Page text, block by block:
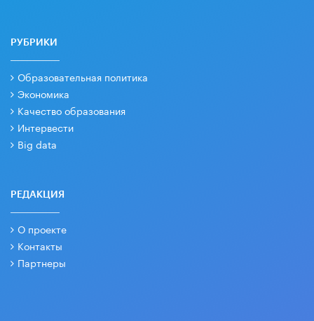
РУБРИКИ
Образовательная политика
Экономика
Качество образования
Интервести
Big data
РЕДАКЦИЯ
О проекте
Контакты
Партнеры